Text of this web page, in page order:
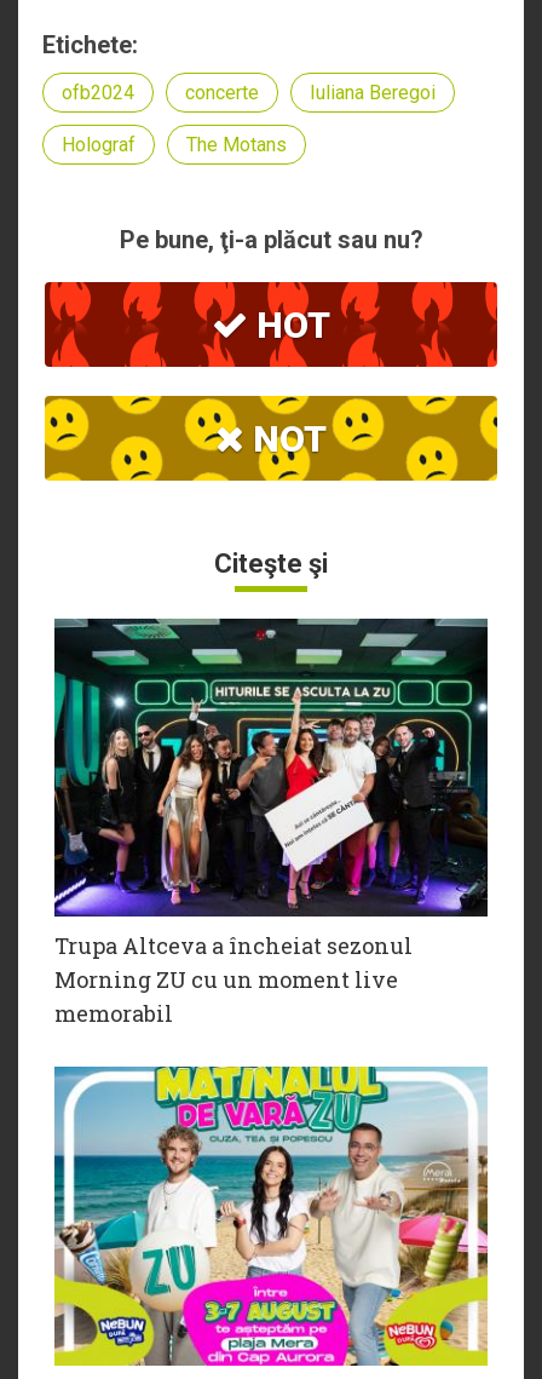
Etichete:
ofb2024 concerte Iuliana Beregoi
Holograf The Motans
Pe bune, ţi-a plăcut sau nu?
HOT
NOT
Citeşte şi
Trupa Altceva a încheiat sezonul
Morning ZU cu un moment live
memorabil